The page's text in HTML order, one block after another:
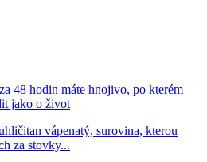
48 hodin máte hnojivo, po kterém
jako o život
vápenatý, surovina, kterou
za stovky...